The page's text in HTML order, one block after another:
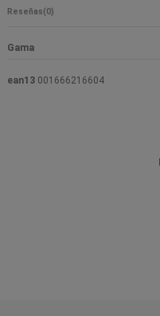
Reseñas(0)
Gama
ean13 001666216604